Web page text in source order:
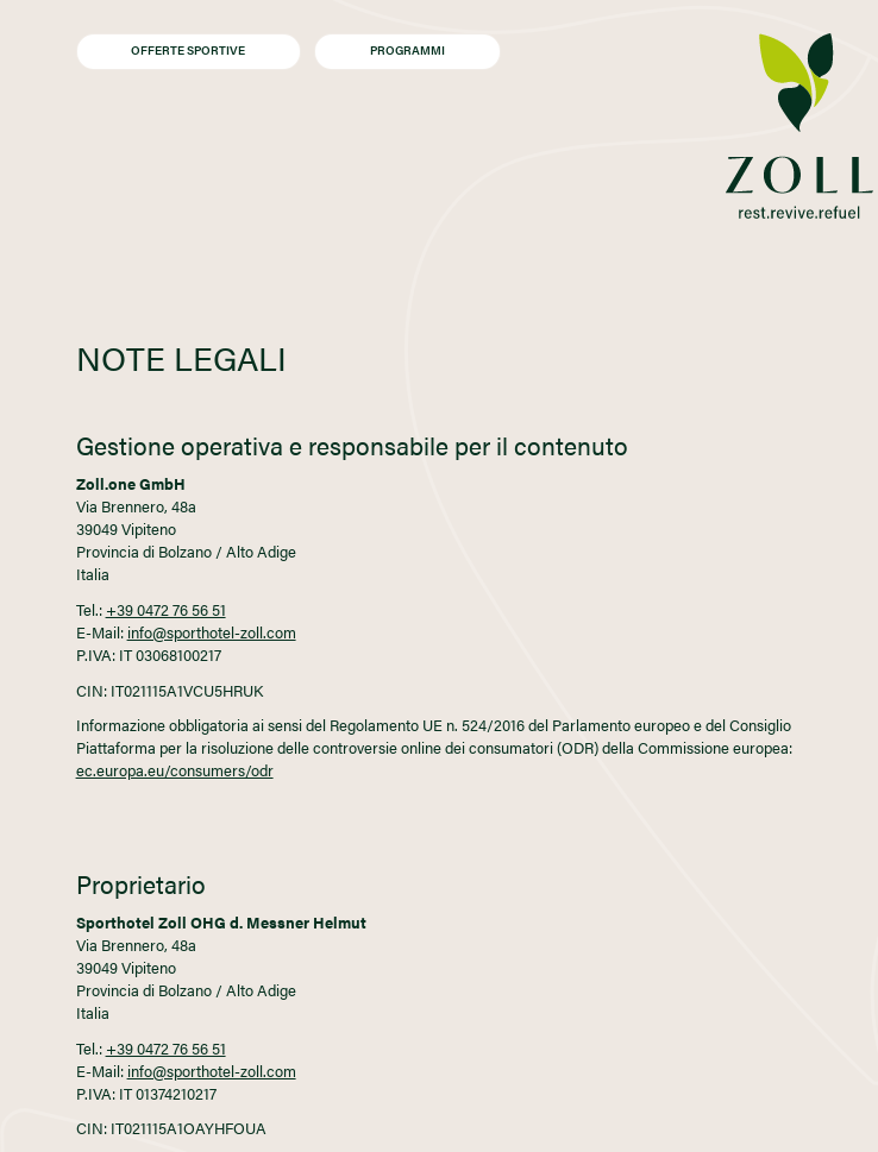
OFFERTE SPORTIVE PROGRAMMI
NOTE LEGALI
Gestione operativa e responsabile per il contenuto
Zoll.one GmbH
Via Brennero, 48a
39049 Vipiteno
Provincia di Bolzano / Alto Adige
Italia
Tel.: +39 0472 76 56 51
E-Mail: info@sporthotel-zoll.com
P.IVA: IT 03068100217
CIN: IT021115A1VCU5HRUK
Informazione obbligatoria ai sensi del Regolamento UE n. 524/2016 del Parlamento europeo e del Consiglio
Piattaforma per la risoluzione delle controversie online dei consumatori (ODR) della Commissione europea:
ec.europa.eu/consumers/odr
Proprietario
Sporthotel Zoll OHG d. Messner Helmut
Via Brennero, 48a
39049 Vipiteno
Provincia di Bolzano / Alto Adige
Italia
Tel.: +39 0472 76 56 51
E-Mail: info@sporthotel-zoll.com
P.IVA: IT 01374210217
CIN: IT021115A1OAYHFOUA